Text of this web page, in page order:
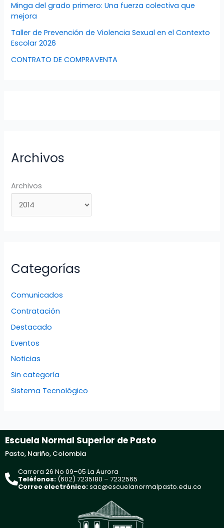
Minga del grado primero: Una fuerza colectiva que
mejora
Taller de Prevención de Violencia Sexual en el Contexto
Escolar 2026
CONTRATO DE COMPRAVENTA
Archivos
Archivos
Categorías
Comunicados
Contratación
Destacado
Eventos
Noticias
Sin categoría
Sistema Tecnológico
Escuela Normal Superior de Pasto
Pasto, Nariño, Colombia
Carrera 26 No 09–05 La Aurora
Teléfonos: (602) 7235180 – 7232565
Correo electrónico:sac@escuelanormalpasto.edu.co